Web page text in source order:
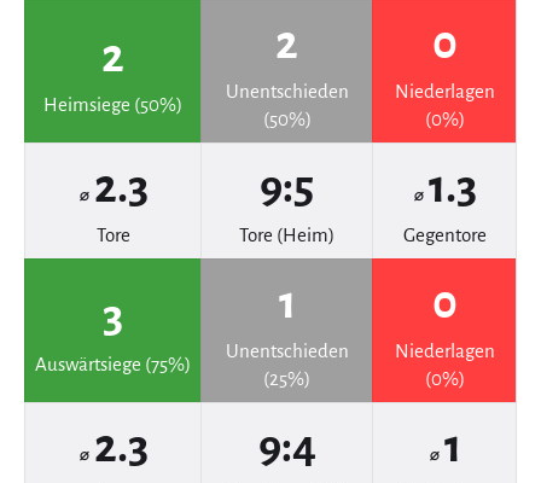
2
Heimsiege (50%)
2
Unentschieden
(50%)
0
Niederlagen
(0%)
⌀ 2.3
Tore
9:5
Tore (Heim)
⌀ 1.3
Gegentore
3
Auswärtsiege (75%)
1
Unentschieden
(25%)
0
Niederlagen
(0%)
⌀ 2.3 9:4 ⌀ 1